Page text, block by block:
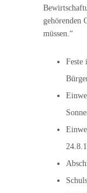
gehörenden
müssen.“
Feste